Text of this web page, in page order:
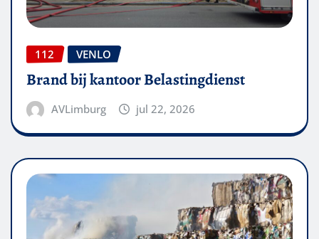
112 VENLO
Brand bij kantoor Belastingdienst
AVLimburg jul 22, 2026